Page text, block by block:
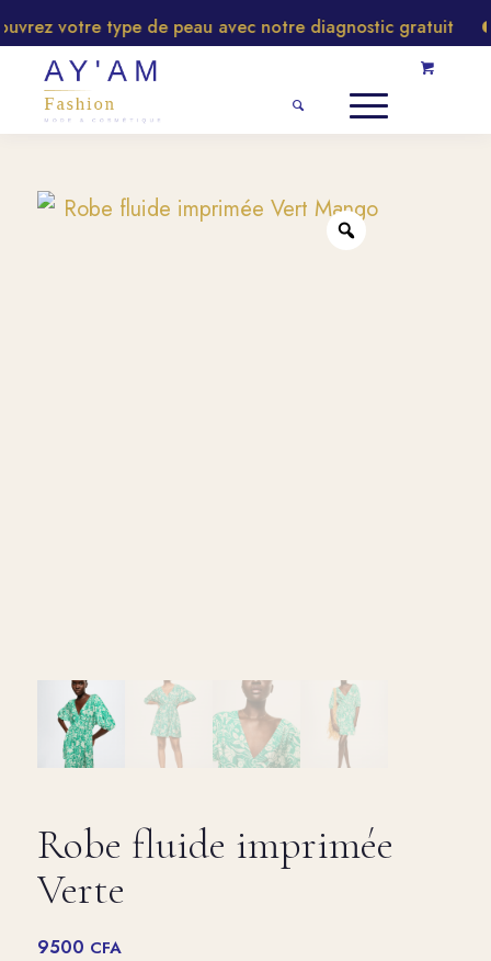
votre type de peau avec notre diagnostic gratuit
Robe fluide imprimée
Verte
9500 CFA